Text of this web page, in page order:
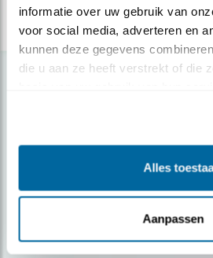
informatie over uw gebruik van
voor social media, adverteren en
kunnen deze gegevens
die u aan ze heeft verstrekt of die
Alles
Aanpassen
lees meer
Op de hoogte blijven?
Meld je aan en ontvang nieuws,